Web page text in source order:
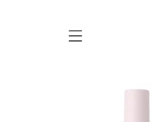
Mobile navigation